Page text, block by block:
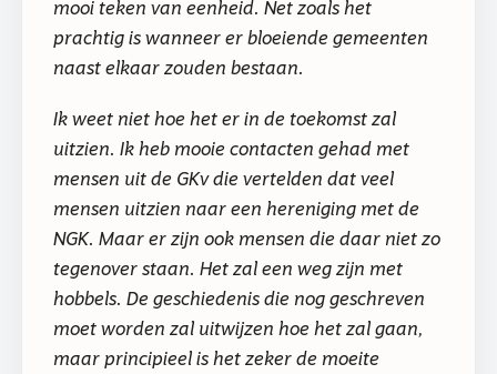
mooi teken van eenheid. Net zoals het
prachtig is wanneer er bloeiende gemeenten
naast elkaar zouden bestaan.
Ik weet niet hoe het er in de toekomst zal
uitzien. Ik heb mooie contacten gehad met
mensen uit de GKv die vertelden dat veel
mensen uitzien naar een hereniging met de
NGK. Maar er zijn ook mensen die daar niet zo
tegenover staan. Het zal een weg zijn met
hobbels. De geschiedenis die nog geschreven
moet worden zal uitwijzen hoe het zal gaan,
maar principieel is het zeker de moeite